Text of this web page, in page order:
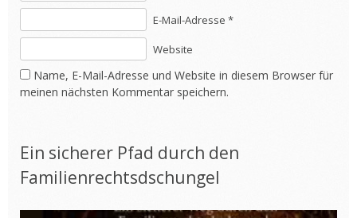
E-Mail-Adresse *
Website
Name, E-Mail-Adresse und Website in diesem Browser für
meinen nächsten Kommentar speichern.
Ein sicherer Pfad durch den
Familienrechtsdschungel